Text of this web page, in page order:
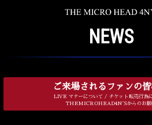
NEWS
ご来場されるファンの
LIVE マナーについて / チケット転売行為
THEMICROHEAD4N'Sからのお願